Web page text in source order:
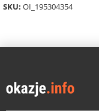
SKU: OI_195304354